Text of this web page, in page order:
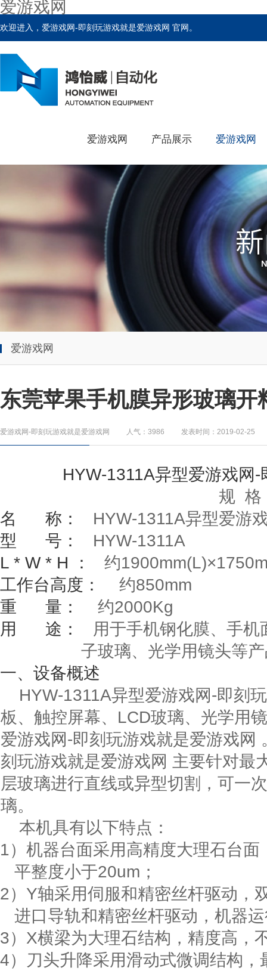
爱游戏网
欢迎进入，爱游戏网-即刻玩游戏就是爱游戏网 官网。
爱游戏网 产品展示 爱游戏网
爱游戏网
东莞苹果手机膜异形玻璃开
爱游戏网-即刻玩游戏就是爱游戏网 人气：3986 发表时间：2019-02-25
HYW-1311A异型爱游戏网-
规
名
称： HYW-1311A异型爱游
型
号：
HYW-1311A
L * W * H
： 约1900mm(L)×
工作台高度：
约850mm
重
量： 约2000Kg
用
途：
用于手机钢化膜、手机
子玻璃、光学用镜头等
一、设备概述
HYW-1311A异型爱游戏网-即刻
板、触控屏幕、LCD玻璃、光学用
爱游戏网-即刻玩游戏就是爱游戏网
刻玩游戏就是爱游戏网 主要针对最
层玻璃进行直线或异型切割，可一
璃。
本机具有以下特点：
1） 机器台面采用高精度大理石台
平整度小于20um ；
2） Y轴采用伺服和精密丝杆驱动，
进口导轨和精密丝杆驱动，机器
3） X横梁为大理石结构，精度高，
4）刀头升降采用滑动式微调结构，